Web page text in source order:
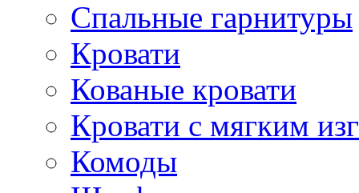
Спальные гарнитуры
Кровати
Кованые кровати
Кровати с мягким
Комоды